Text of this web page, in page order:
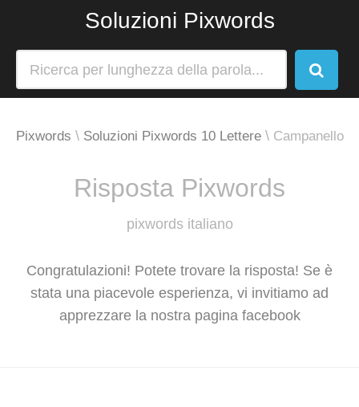
Soluzioni Pixwords
Pixwords Soluzioni Pixwords 10 Lettere Campanello
Risposta Pixwords
pixwords italiano
Congratulazioni! Potete trovare la risposta! Se è
stata una piacevole esperienza, vi invitiamo ad
apprezzare la nostra pagina facebook